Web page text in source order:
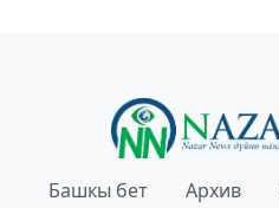
Башкы бет Архив